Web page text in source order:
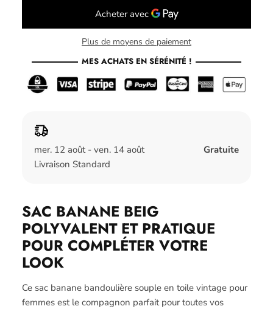
Plus de moyens de paiement
MES ACHATS EN SÉRÉNITÉ !
mer. 12 août - ven. 14 août
Gratuite
Livraison Standard
SAC BANANE BEIG
POLYVALENT ET PRATIQUE
POUR COMPLÉTER VOTRE
LOOK
Ce sac banane bandoulière souple en toile vintage pour
femmes est le compagnon parfait pour toutes vos